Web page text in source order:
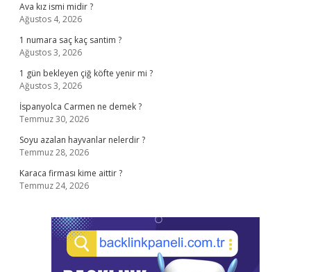
Ava kız ismi midir ?
Ağustos 4, 2026
1 numara saç kaç santim ?
Ağustos 3, 2026
1 gün bekleyen çiğ köfte yenir mi ?
Ağustos 3, 2026
İspanyolca Carmen ne demek ?
Temmuz 30, 2026
Soyu azalan hayvanlar nelerdir ?
Temmuz 28, 2026
Karaca firması kime aittir ?
Temmuz 24, 2026